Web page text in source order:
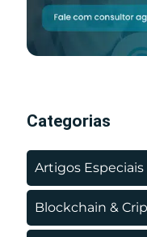
Categorias
Artigos Especiais
Blockchain &